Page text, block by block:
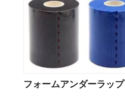
フォームアンダーラップ